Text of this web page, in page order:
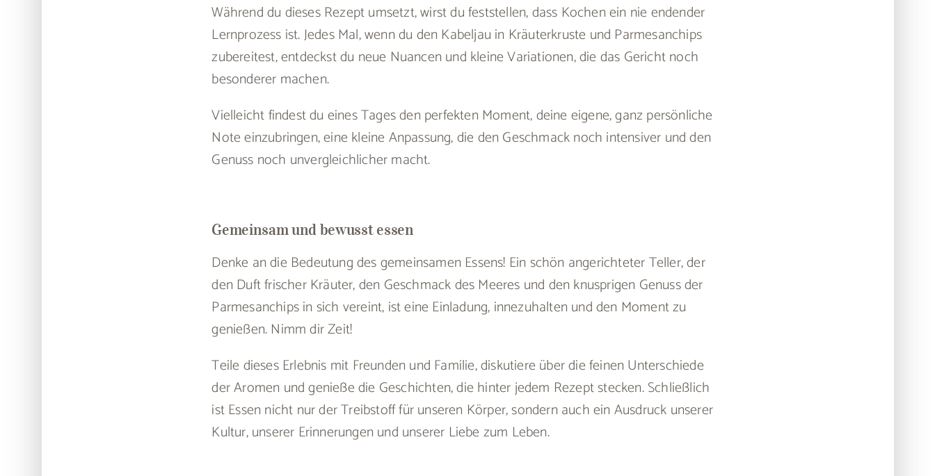
Während du dieses Rezept umsetzt, wirst du feststellen, dass Kochen ein nie endender
Lernprozess ist. Jedes Mal, wenn du den Kabeljau in Kräuterkruste und Parmesanchips
zubereitest, entdeckst du neue Nuancen und kleine Variationen, die das Gericht noch
besonderer machen.
Vielleicht findest du eines Tages den perfekten Moment, deine eigene, ganz persönliche
Note einzubringen, eine kleine Anpassung, die den Geschmack noch intensiver und den
Genuss noch unvergleichlicher macht.
Gemeinsam und bewusst essen
Denke an die Bedeutung des gemeinsamen Essens! Ein schön angerichteter Teller, der
den Duft frischer Kräuter, den Geschmack des Meeres und den knusprigen Genuss der
Parmesanchips in sich vereint, ist eine Einladung, innezuhalten und den Moment zu
genießen. Nimm dir Zeit!
Teile dieses Erlebnis mit Freunden und Familie, diskutiere über die feinen Unterschiede
der Aromen und genieße die Geschichten, die hinter jedem Rezept stecken. Schließlich
ist Essen nicht nur der Treibstoff für unseren Körper, sondern auch ein Ausdruck unserer
Kultur, unserer Erinnerungen und unserer Liebe zum Leben.